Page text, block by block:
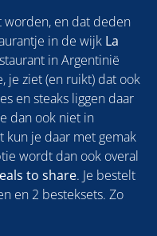
worden, en dat deden
in de wijk La
in Argentinië
je ziet (en ruikt) dat ook
en steaks liggen daar
dan ook niet in
kun je daar met gemak
wordt dan ook overal
to share. Je bestelt
en 2 besteksets. Zo